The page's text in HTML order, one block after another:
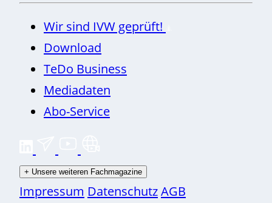
Wir sind IVW geprüft!
Download
TeDo Business
Mediadaten
Abo-Service
+ Unsere weiteren Fachmagazine
Impressum DatenschutzAGB